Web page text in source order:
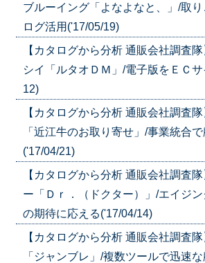
ブルーイング「よなよなと、」/取
ログ活用('17/05/19)
【カタログから分析 通販会社調査
シイ「ルタオＤＭ」/電子版をＥＣ
12)
【カタログから分析 通販会社調査
「近江牛のお取り寄せ」/事業統合
('17/04/21)
【カタログから分析 通販会社調査
ー「Ｄｒ．（ドクター）」/エイジ
の期待に応える('17/04/14)
【カタログから分析 通販会社調査
「ジャンブレ」/複数ツールで迅速